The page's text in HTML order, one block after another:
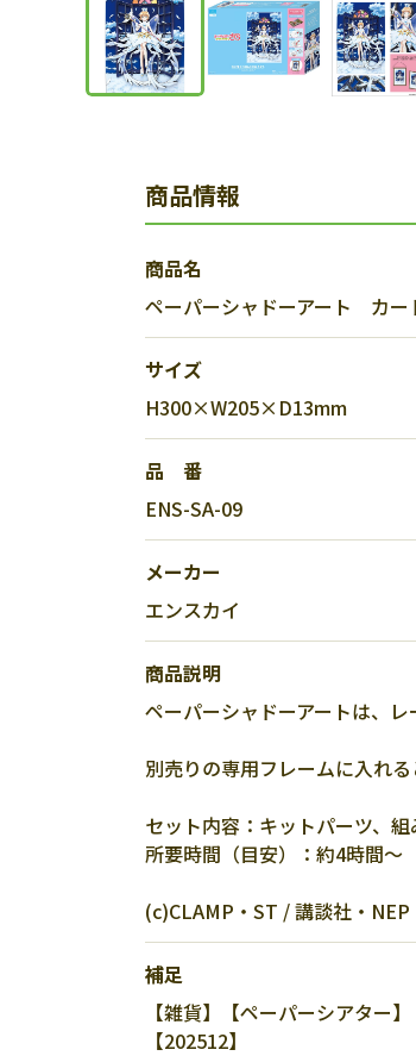
商品情報
商品名
ペーパーシャドーアート カ
サイズ
H300×W205×D13mm
品 番
ENS-SA-09
メーカー
エンスカイ
商品説明
ペーパーシャドーアートは、
別売りの専用フレームに入れ
セット内容：キットパーツ、
所要時間（目安）：約4時間～
(c)CLAMP・ST / 講談社・
補足
【雑貨】【ペーパーシアター
【202512】